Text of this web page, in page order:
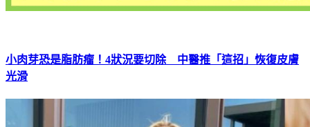
光滑